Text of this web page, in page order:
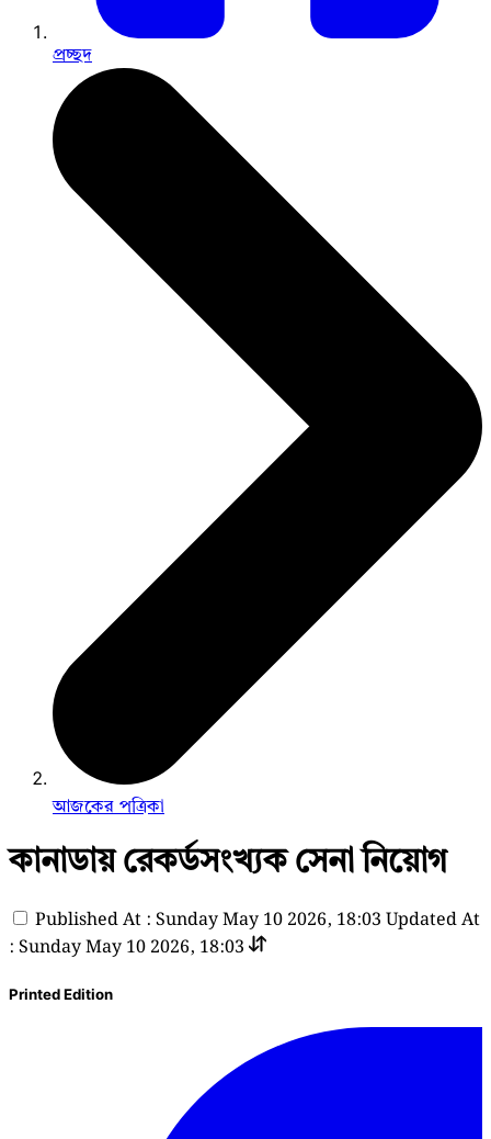
প্রচ্ছদ
আজকের পত্রিকা
কানাডায় রেকর্ডসংখ্যক সেনা নিয়োগ
Published At : Sunday May 10 2026, 18:03 Updated At
: Sunday May 10 2026, 18:03
Printed Edition